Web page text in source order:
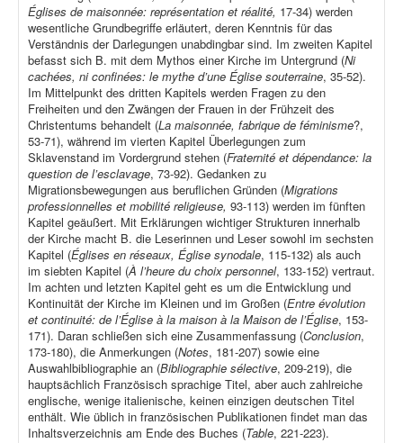
Églises de maisonnée: représentation et réalité, 17-34) werden
wesentliche Grundbegriffe erläutert, deren Kenntnis für das
Verständnis der Darlegungen unabdingbar sind. Im zweiten Kapitel
befasst sich B. mit dem Mythos einer Kirche im Untergrund (Ni
cachées, ni confinées: le mythe d’une Église souterraine, 35-52).
Im Mittelpunkt des dritten Kapitels werden Fragen zu den
Freiheiten und den Zwängen der Frauen in der Frühzeit des
Christentums behandelt (La maisonnée, fabrique de féminisme?,
53-71), während im vierten Kapitel Überlegungen zum
Sklavenstand im Vordergrund stehen (Fraternité et dépendance: la
question de l’esclavage, 73-92). Gedanken zu
Migrationsbewegungen aus beruflichen Gründen (Migrations
professionnelles et mobilité religieuse, 93-113) werden im fünften
Kapitel geäußert. Mit Erklärungen wichtiger Strukturen innerhalb
der Kirche macht B. die Leserinnen und Leser sowohl im sechsten
Kapitel (Églises en réseaux, Église synodale, 115-132) als auch
im siebten Kapitel (À l’heure du choix personnel, 133-152) vertraut.
Im achten und letzten Kapitel geht es um die Entwicklung und
Kontinuität der Kirche im Kleinen und im Großen (Entre évolution
et continuité: de l’Église à la maison à la Maison de l’Église, 153-
171). Daran schließen sich eine Zusammenfassung (Conclusion,
173-180), die Anmerkungen (Notes, 181-207) sowie eine
Auswahlbibliographie an (Bibliographie sélective, 209-219), die
hauptsächlich Französisch sprachige Titel, aber auch zahlreiche
englische, wenige italienische, keinen einzigen deutschen Titel
enthält. Wie üblich in französischen Publikationen findet man das
Inhaltsverzeichnis am Ende des Buches (Table, 221-223).